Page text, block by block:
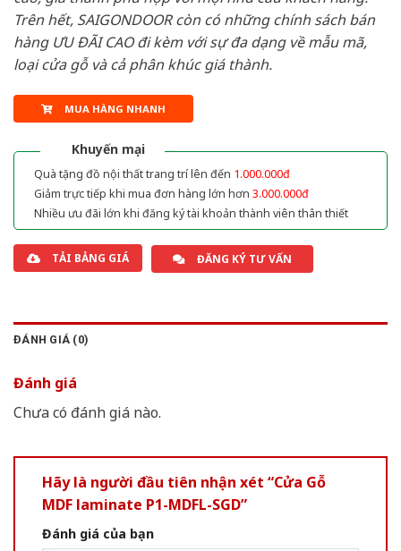
Trên hết, SAIGONDOOR còn có những chính sách bán
hàng ƯU ĐÃI CAO đi kèm với sự đa dạng về mẫu mã,
loại cửa gỗ và cả phân khúc giá thành.
MUA HÀNG NHANH
Khuyến mại
Quà tặng đồ nội thất trang trí lên đến 1.000.000đ
Giảm trực tiếp khi mua đơn hàng lớn hơn 3.000.000đ
Nhiều ưu đãi lớn khi đăng ký tài khoản thành viên thân thiết
TẢI BẢNG GIÁ ĐĂNG KÝ TƯ VẤN
ĐÁNH GIÁ (0)
Đánh giá
Chưa có đánh giá nào.
Hãy là người đầu tiên nhận xét “Cửa Gỗ
MDF laminate P1-MDFL-SGD”
Đánh giá của bạn